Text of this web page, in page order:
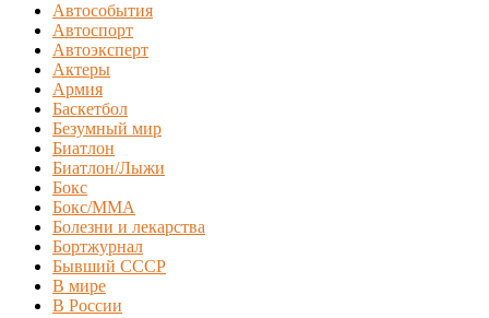
Автособытия
Автоспорт
Автоэксперт
Актеры
Армия
Баскетбол
Безумный мир
Биатлон
Биатлон/Лыжи
Бокс
Бокс/MMA
Болезни и лекарства
Бортжурнал
Бывший СССР
В мире
В России